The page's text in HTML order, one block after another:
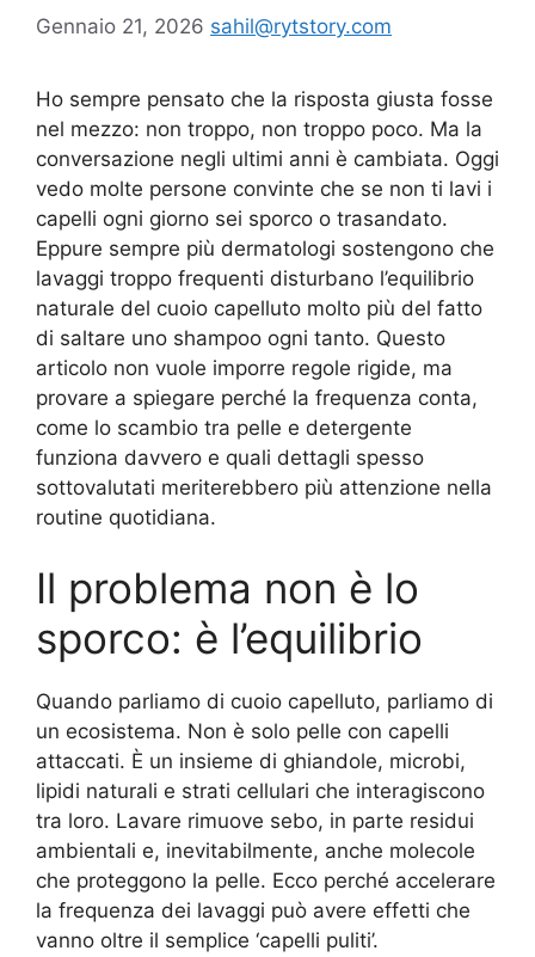
Gennaio 21, 2026 sahil@rytstory.com
Ho sempre pensato che la risposta giusta fosse
nel mezzo: non troppo, non troppo poco. Ma la
conversazione negli ultimi anni è cambiata. Oggi
vedo molte persone convinte che se non ti lavi i
capelli ogni giorno sei sporco o trasandato.
Eppure sempre più dermatologi sostengono che
lavaggi troppo frequenti disturbano l’equilibrio
naturale del cuoio capelluto molto più del fatto
di saltare uno shampoo ogni tanto. Questo
articolo non vuole imporre regole rigide, ma
provare a spiegare perché la frequenza conta,
come lo scambio tra pelle e detergente
funziona davvero e quali dettagli spesso
sottovalutati meriterebbero più attenzione nella
routine quotidiana.
Il problema non è lo
sporco: è l’equilibrio
Quando parliamo di cuoio capelluto, parliamo di
un ecosistema. Non è solo pelle con capelli
attaccati. È un insieme di ghiandole, microbi,
lipidi naturali e strati cellulari che interagiscono
tra loro. Lavare rimuove sebo, in parte residui
ambientali e, inevitabilmente, anche molecole
che proteggono la pelle. Ecco perché accelerare
la frequenza dei lavaggi può avere effetti che
vanno oltre il semplice ‘capelli puliti’.